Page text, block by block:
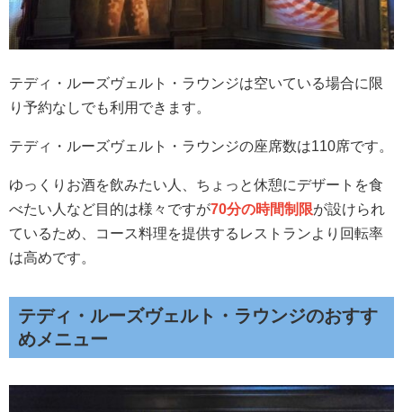
テディ・ルーズヴェルト・ラウンジは空いている場合に限
り予約なしでも利用できます。
テディ・ルーズヴェルト・ラウンジの座席数は110席です。
ゆっくりお酒を飲みたい人、ちょっと休憩にデザートを食
べたい人など目的は様々ですが70分の時間制限が設けられ
ているため、コース料理を提供するレストランより回転率
は高めです。
テディ・ルーズヴェルト・ラウンジのおすす
めメニュー